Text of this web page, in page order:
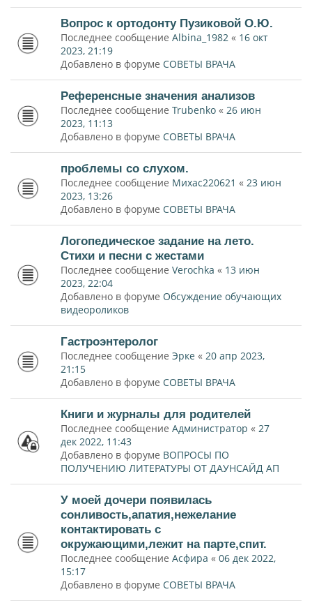
Вопрос к ортодонту Пузиковой О.Ю.
Последнее сообщение Albina_1982 « 16 окт
2023, 21:19
Добавлено в форуме СОВЕТЫ ВРАЧА
Референсные значения анализов
Последнее сообщение Trubenko « 26 июн
2023, 11:13
Добавлено в форуме СОВЕТЫ ВРАЧА
проблемы со слухом.
Последнее сообщение Михас220621 « 23 июн
2023, 13:26
Добавлено в форуме СОВЕТЫ ВРАЧА
Логопедическое задание на лето.
Стихи и песни с жестами
Последнее сообщение Verochka « 13 июн
2023, 22:04
Добавлено в форуме Обсуждение обучающих
видеороликов
Гастроэнтеролог
Последнее сообщение Эрке « 20 апр 2023,
21:15
Добавлено в форуме СОВЕТЫ ВРАЧА
Книги и журналы для родителей
Последнее сообщение Администратор « 27
дек 2022, 11:43
Добавлено в форуме ВОПРОСЫ ПО
ПОЛУЧЕНИЮ ЛИТЕРАТУРЫ ОТ ДАУНСАЙД АП
У моей дочери появилась
сонливость,апатия,нежелание
контактировать с
окружающими,лежит на парте,спит.
Последнее сообщение Асфира « 06 дек 2022,
15:17
Добавлено в форуме СОВЕТЫ ВРАЧА